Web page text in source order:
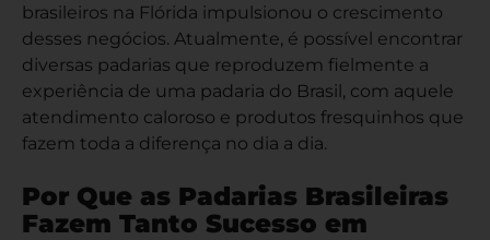
brasileiros na Flórida impulsionou o crescimento
desses negócios. Atualmente, é possível encontrar
diversas padarias que reproduzem fielmente a
experiência de uma padaria do Brasil, com aquele
atendimento caloroso e produtos fresquinhos que
fazem toda a diferença no dia a dia.
Por Que as Padarias Brasileiras
Fazem Tanto Sucesso em